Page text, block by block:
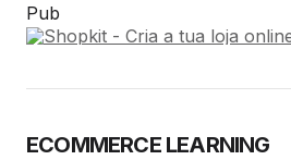
Pub
ECOMMERCE LEARNING